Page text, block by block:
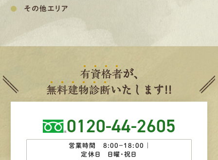
その他エリア
有資格者が、
無料建物診断いたします!!
0120-44-2605
営業時間 8:00−18:00 ｜
定休日 日曜・祝日